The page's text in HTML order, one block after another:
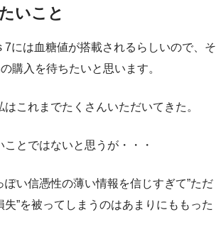
いこと
7には血糖値が搭載されるらしいので、そ
購入を待ちたいと思います。
これまでたくさんいただいてきた。
とではないと思うが・・・
ぽい信憑性の薄い情報を信じすぎて”ただ
”を被ってしまうのはあまりにももった